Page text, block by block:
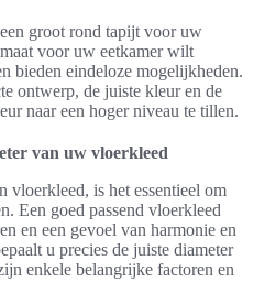
groot rond tapijt voor uw
voor uw eetkamer wilt
bieden eindeloze mogelijkheden.
ontwerp, de juiste kleur en de
naar een hoger niveau te tillen.
van uw vloerkleed
vloerkleed, is het essentieel om
Een goed passend vloerkleed
en een gevoel van harmonie en
u precies de juiste diameter
enkele belangrijke factoren en